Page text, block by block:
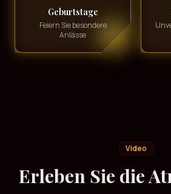
Geburtstage
Feiern Sie besondere
Anlässe
Video
Erleben Sie die